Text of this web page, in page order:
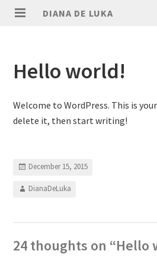
DIANA DE LUKA
Hello world!
Welcome to WordPress. This is
delete it, then start writing!
December 15, 2015
DianaDeLuka
24 thoughts on “Hello